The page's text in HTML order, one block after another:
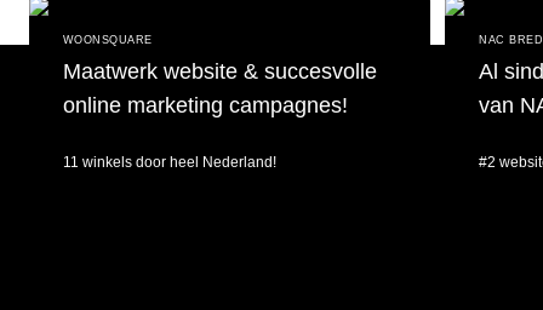
WOONSQUARE
Maatwerk website & succesvolle
online marketing campagnes!
11 winkels door heel Nederland!
NAC
Al
van
#2